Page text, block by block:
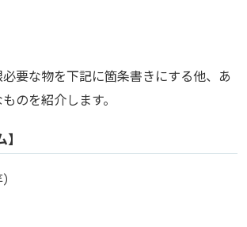
要な物を下記に箇条書きにする他、あ
のを紹介します。